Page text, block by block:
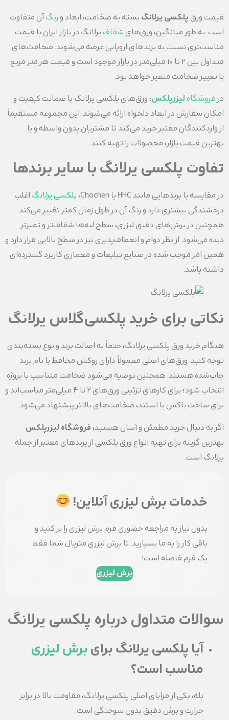
قیمت ورق پلکسی یرلانگ بسته به ضخامت، ابعاد و رنگآن متفاوت
است. به طور میانگین، ورق‌های شفافیرلانگ در بازار ایران با قیمت
مناسب‌تری نسبت به برندهای اروپایی عرضه می‌شوند. ضخامت‌های
متداول بین ۲ تا ۱۰ میلی‌متر در بازار موجود است و قیمت هر متر مربع
با تغییر ضخامت متغیر خواهد بود.
در فروشگاهلیزرپلکس، ورق‌های پلکسی یرلانگ با ضمانت کیفیت و
امکان سفارش در ابعاد دلخواه ارائه می‌شوند. این مجموعه مستقیماً
از واردکنندگان معتبر خرید می‌کند تا مشتریان بدون واسطه و با
بهترین قیمت بازار، محصولات را تهیه کنند.
تفاوت پلکسی یرلانگ با سایر برندها
در مقایسه با برندهایی مانند HHC یا Chochen، پلکسی‌ یرلانگ اغلب
درخشندگی بیشتری دارد و رنگ آن در طول زمان کمتر تغییر می‌کند.
همچنین در برش‌های دقیق لیزری، سطح لبه‌ها شفاف‌تر و تمیزتر
دیده می‌شود. از نظر دوام و انعطاف‌پذیری نیز در سطح بالایی قرار دارد و
همین امر موجب شده در صنایع تبلیغات و معماری کاربرد گسترده‌ای
داشته باشد.
نکاتی برای خرید پلکسی‌گلاس یرلانگ
هنگام خرید ورق پلکسی یرلانگ، حتماً به اصالت برند و نوع بسته‌بندی
توجه کنید. ورق‌های اصلی معمولاً دارای روکش محافظ با نام برند
چاپ‌شده هستند. همچنین توصیه می‌شود ضخامت متناسب با پروژه
انتخاب شود؛ برای کارهای تزئینی ورق‌های ۲ تا ۴ میلی‌متر مناسب‌اند و
برای ساخت باکس یا استند، ضخامت‌های بالاتر پیشنهاد می‌شود.
اگر به دنبال خرید مطمئن و آسان هستید،فروشگاه لیزرپلکس
بهترین گزینه برای تهیه انواع ورق پلکسی از برندهای معتبر از جمله
یرلانگ است.
خدمات برش لیزری آنلاین!
بدون نیاز به مراجعه حضوری فرم برش لیزری را پر کنید و
باقی کار را به ما بسپارید. تا برش لیزری متریال شما فقط
یک فرم فاصله است!
برش لیزری
سوالات متداول درباره پلکسی‌ یرلانگ
آیا پلکسی یرلانگ برای برش لیزری
مناسب است؟
بله، یکی از مزایای اصلی پلکسی یرلانگ، مقاومت بالا در برابر
حرارت و برش دقیق بدون سوختگی است.